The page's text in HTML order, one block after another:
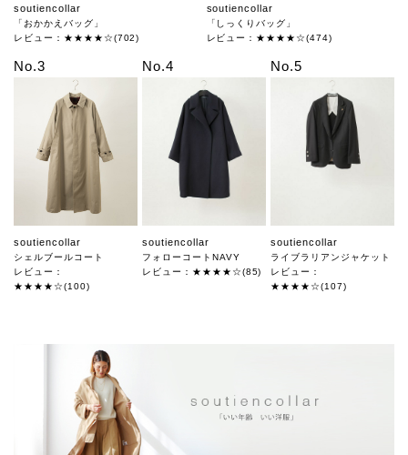
soutiencollar
「おかかえバッグ」
レビュー：★★★★☆(702)
soutiencollar
「しっくりバッグ」
レビュー：★★★★☆(474)
No.3
soutiencollar
シェルブールコート
レビュー：
★★★★☆(100)
No.4
soutiencollar
フォローコートNAVY
レビュー：★★★★☆(85)
No.5
soutiencollar
ライブラリアンジャケット
レビュー：
★★★★☆(107)